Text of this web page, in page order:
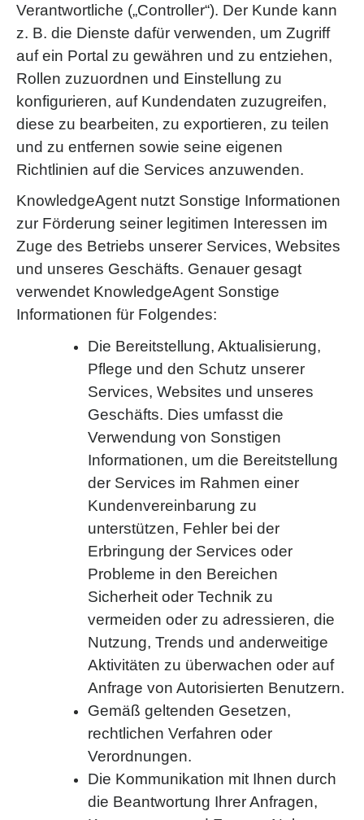
Verantwortliche („Controller“). Der Kunde kann
z. B. die Dienste dafür verwenden, um Zugriff
auf ein Portal zu gewähren und zu entziehen,
Rollen zuzuordnen und Einstellung zu
konfigurieren, auf Kundendaten zuzugreifen,
diese zu bearbeiten, zu exportieren, zu teilen
und zu entfernen sowie seine eigenen
Richtlinien auf die Services anzuwenden.
KnowledgeAgent nutzt Sonstige Informationen
zur Förderung seiner legitimen Interessen im
Zuge des Betriebs unserer Services, Websites
und unseres Geschäfts. Genauer gesagt
verwendet KnowledgeAgent Sonstige
Informationen für Folgendes:
Die Bereitstellung, Aktualisierung,
Pflege und den Schutz unserer
Services, Websites und unseres
Geschäfts. Dies umfasst die
Verwendung von Sonstigen
Informationen, um die Bereitstellung
der Services im Rahmen einer
Kundenvereinbarung zu
unterstützen, Fehler bei der
Erbringung der Services oder
Probleme in den Bereichen
Sicherheit oder Technik zu
vermeiden oder zu adressieren, die
Nutzung, Trends und anderweitige
Aktivitäten zu überwachen oder auf
Anfrage von Autorisierten Benutzern.
Gemäß geltenden Gesetzen,
rechtlichen Verfahren oder
Verordnungen.
Die Kommunikation mit Ihnen durch
die Beantwortung Ihrer Anfragen,